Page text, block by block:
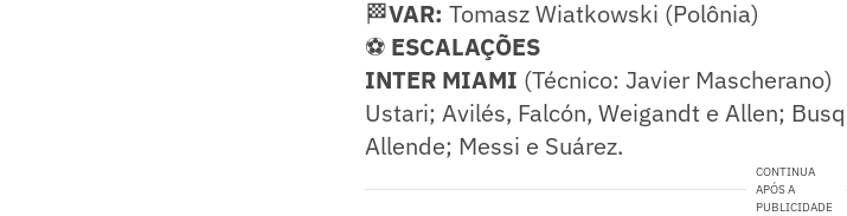
🏁VAR: Tomasz Wiatkowski (Polônia)
⚽ ESCALAÇÕES
INTER MIAMI (Técnico: Javier Mascherano)
Ustari; Avilés, Falcón, Weigandt e Allen;
Allende; Messi e Suárez.
CONTINUA
APÓS A
PUBLICIDADE